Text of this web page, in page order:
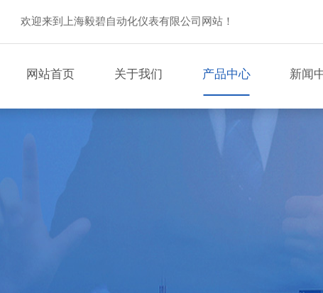
欢迎来到上海毅碧自动化仪表有限公司网站！
网站首页 关于我们 产品中心 新闻